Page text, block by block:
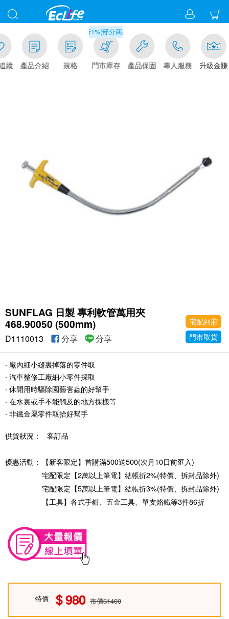
蹤 產品介紹 規格
滿千元門市取貨現折1%(部分商品不適用)-請點我看
門市庫存 產品保固 專人服務 升級金賺
SUNFLAG 日製 專利軟管萬用夾
468.90050 (500mm)
宅配到府
門市取貨
D1110013 分享 分享
‧ 廠內細小縫裏掉落的零件取
‧ 汽車整修工廠細小零件採取
‧ 休閒用時驅除園藝害蟲的好幫手
‧ 在水裏或手不能觸及的地方採樣等
‧ 非鐵金屬零件取拾好幫手
供貨狀況： 客訂品
優惠活動：
【新客限定】首購滿500送500(次月10日前匯入)
宅配限定【2萬以上筆電】結帳折2%(特價、拆封品除外)
宅配限定【5萬以上筆電】結帳折3%(特價、拆封品除外)
【工具】各式手鉗、五金工具、單支烙鐵等3件86折
特價 980 市價$1400